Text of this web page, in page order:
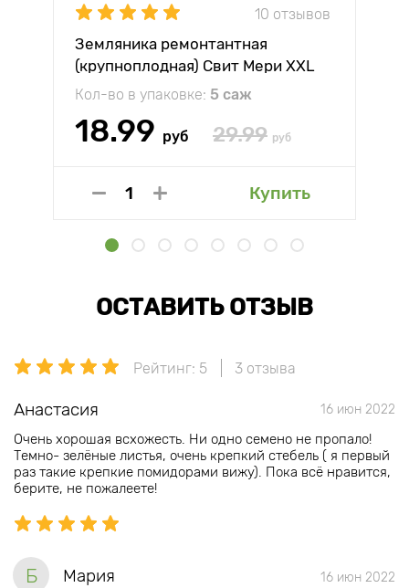
10 отзывов
Земляника ремонтантная
(крупноплодная) Свит Мери XXL
Кол-во в упаковке: 5 саж
18.99 руб 29.99 руб
Купить
ОСТАВИТЬ ОТЗЫВ
Рейтинг: 5 3 отзыва
Анастасия 16 июн 2022
Очень хорошая всхожесть. Ни одно семено не пропало!
Темно- зелёные листья, очень крепкий стебель ( я первый
раз такие крепкие помидорами вижу). Пока всё нравится,
берите, не пожалеете!
Б Мария 16 июн 2022